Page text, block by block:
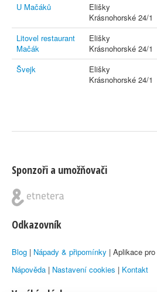
U Mačáků
Elišky
Krásnohorské 24/1
Litovel restaurant
Mačák
Elišky
Krásnohorské 24/1
Švejk
Elišky
Krásnohorské 24/1
Sponzoři a umožňovači
Odkazovník
Blog | Nápady & připomínky | Aplikace pro
Nápověda | Nastavení cookies | Kontakt